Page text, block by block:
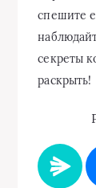
спешите
секреты
раскрыть!